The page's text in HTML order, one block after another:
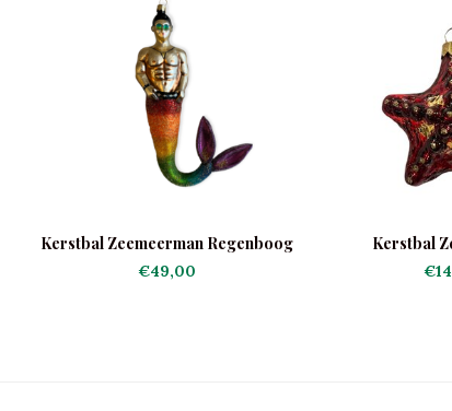
Kerstbal Zeemeerman Regenboog
€49,00
Kerstbal